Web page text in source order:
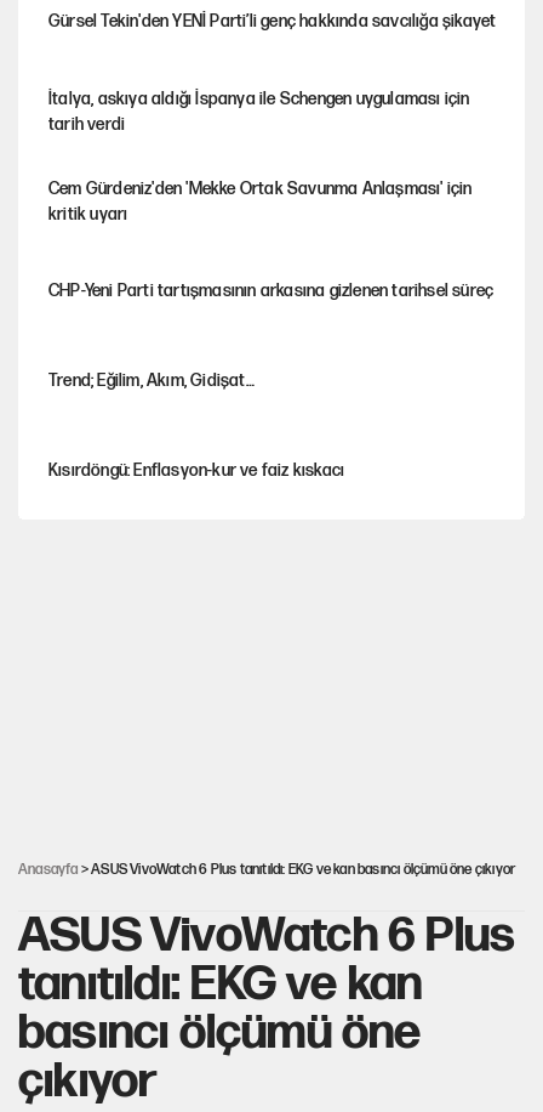
Gürsel Tekin'den YENİ Parti’li genç hakkında savcılığa şikayet
İtalya, askıya aldığı İspanya ile Schengen uygulaması için
tarih verdi
Cem Gürdeniz'den 'Mekke Ortak Savunma Anlaşması' için
kritik uyarı
CHP-Yeni Parti tartışmasının arkasına gizlenen tarihsel süreç
Trend; Eğilim, Akım, Gidişat…
Kısırdöngü: Enflasyon-kur ve faiz kıskacı
Anasayfa > ASUS VivoWatch 6 Plus tanıtıldı: EKG ve kan basıncı ölçümü öne çıkıyor
ASUS VivoWatch 6 Plus
tanıtıldı: EKG ve kan
basıncı ölçümü öne
çıkıyor